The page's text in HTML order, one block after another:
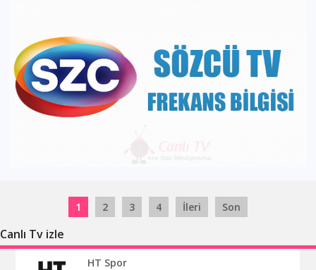
1 2 3 4 İleri Son
Canlı Tv izle
HT Spor